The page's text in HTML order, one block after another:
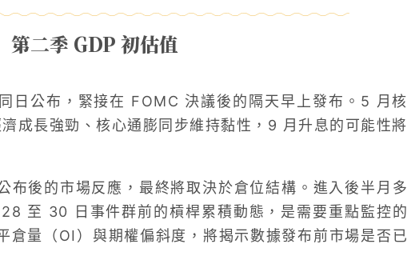
第二季 GDP 初估值
日公布，緊接在 FOMC 決議後的隔天早上發布。5 月核
成長強勁、核心通膨同步維持黏性，9 月升息的可能性將
布後的市場反應，最終將取決於倉位結構。進入後半月多
至 30 日事件群前的槓桿累積動態，是需要重點監控的
倉量（OI）與期權偏斜度，將揭示數據發布前市場是否已